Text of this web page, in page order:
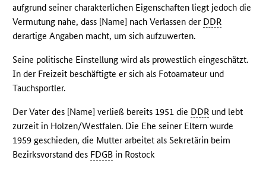
aufgrund seiner charakterlichen Eigenschaften liegt jedoch die
Vermutung nahe, dass [Name] nach Verlassen der DDR
derartige Angaben macht, um sich aufzuwerten.
Seine politische Einstellung wird als prowestlich eingeschätzt.
In der Freizeit beschäftigte er sich als Fotoamateur und
Tauchsportler.
Der Vater des [Name] verließ bereits 1951 die DDR und lebt
zurzeit in Holzen/Westfalen. Die Ehe seiner Eltern wurde
1959 geschieden, die Mutter arbeitet als Sekretärin beim
Bezirksvorstand des FDGB in Rostock